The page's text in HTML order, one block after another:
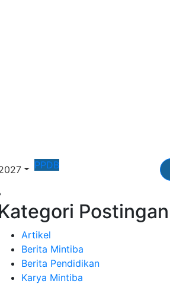
PPDB
Postingan
Artikel
Berita Mintiba
Berita Pendidikan
Karya Mintiba